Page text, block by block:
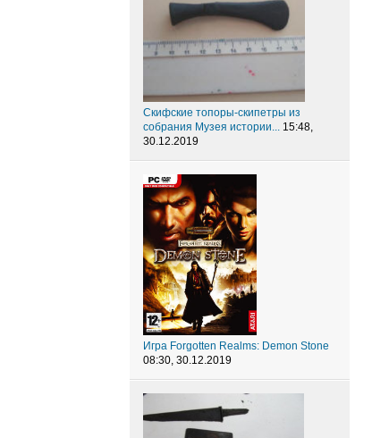
Скифские топоры-скипетры из
собрания Музея истории...
15:48,
30.12.2019
Игра Forgotten Realms: Demon Stone
08:30, 30.12.2019